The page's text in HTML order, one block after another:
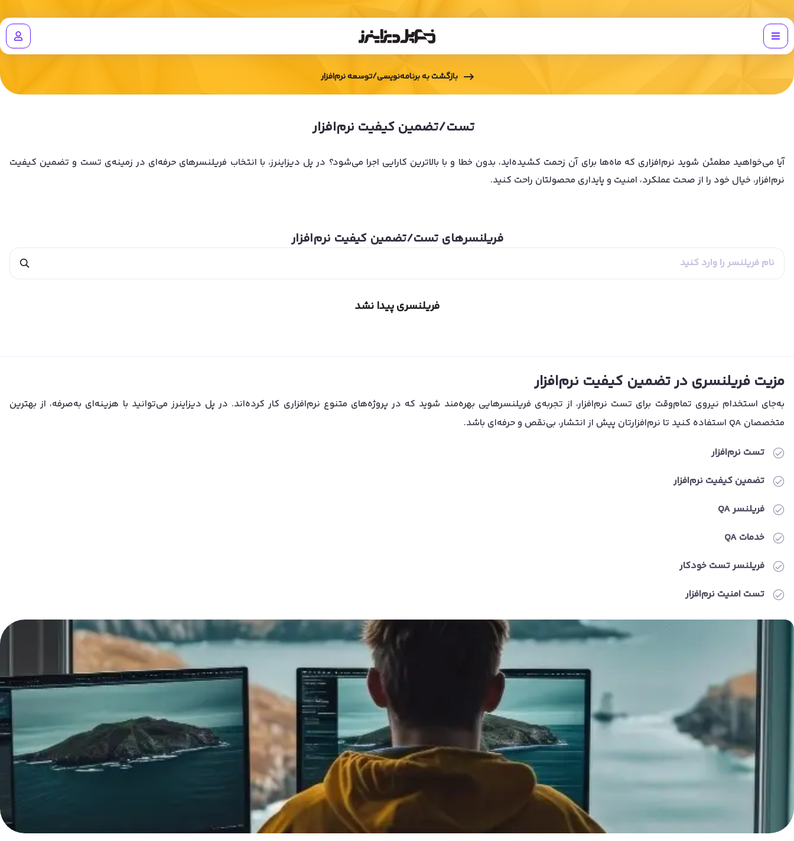
بازگشت بهبرنامه‌نویسی/توسعه نرم‌افزار
تست/تضمین کیفیت نرم‌افزار
آیا می‌خواهید مطمئن شوید نرم‌افزاری که ماه‌ها برای آن زحمت کشیده‌اید، بدون خطا و با بالاترین کارایی اجرا می‌شود؟ در پل دیزاینرز، با انتخاب فریلنسرهای حرفه‌ای در زمینه‌ی تست و تضمین کیفیت
نرم‌افزار، خیال خود را از صحت عملکرد، امنیت و پایداری محصولتان راحت کنید.
فریلنسرهایتست/تضمین کیفیت نرم‌افزار
فریلنسری پیدا نشد
مزیت فریلنسری در تضمین کیفیت نرم‌افزار
به‌جای استخدام نیروی تمام‌وقت برای تست نرم‌افزار، از تجربه‌ی فریلنسرهایی بهره‌مند شوید که در پروژه‌های متنوع نرم‌افزاری کار کرده‌اند. در پل دیزاینرز می‌توانید با هزینه‌ای به‌صرفه، از بهترین
متخصصان QA استفاده کنید تا نرم‌افزارتان پیش از انتشار، بی‌نقص و حرفه‌ای باشد.
تست نرم‌افزار
تضمین کیفیت نرم‌افزار
فریلنسر QA
خدمات QA
فریلنسر تست خودکار
تست امنیت نرم‌افزار